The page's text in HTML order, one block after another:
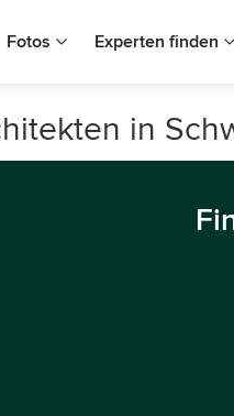
Fotos Experten finden
in